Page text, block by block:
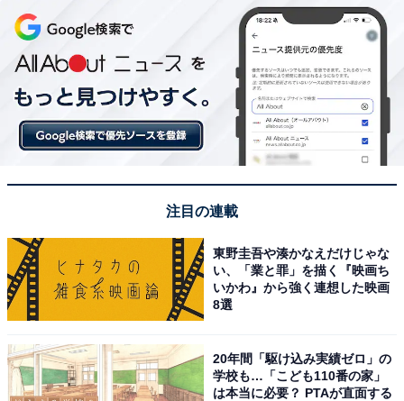
＞【詳しく見る】全体運、社交運、恋愛運などの詳細は
こちら
【2025年5月の運勢】ふたご座（5月21日～6月21
日生まれ）
注目の連載
東野圭吾や湊かなえだけじゃな
い、「業と罪」を描く『映画ち
いかわ』から強く連想した映画
8選
20年間「駆け込み実績ゼロ」の
学校も…「こども110番の家」
は本当に必要？ PTAが直面する